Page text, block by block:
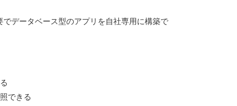
データベース型のアプリを自社専用に構築で
できる